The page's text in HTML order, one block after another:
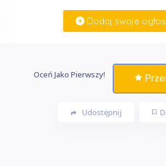
Dodaj swoje
Oceń Jako Pierwszy!
Udostępnij